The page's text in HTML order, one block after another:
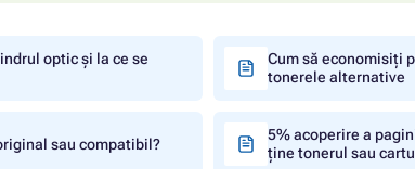
optic și la ce se
Cum să economisiți
tonerele alternative
sau compatibil?
5% acoperire a
ține tonerul sau